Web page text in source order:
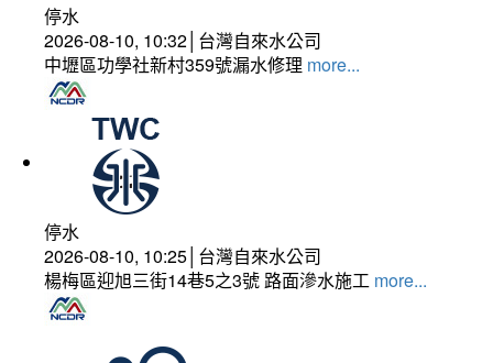
停水
2026-08-10, 10:32│台灣自來水公司
中壢區功學社新村359號漏水修理 more...
停水
2026-08-10, 10:25│台灣自來水公司
楊梅區迎旭三街14巷5之3號 路面滲水施工 more...